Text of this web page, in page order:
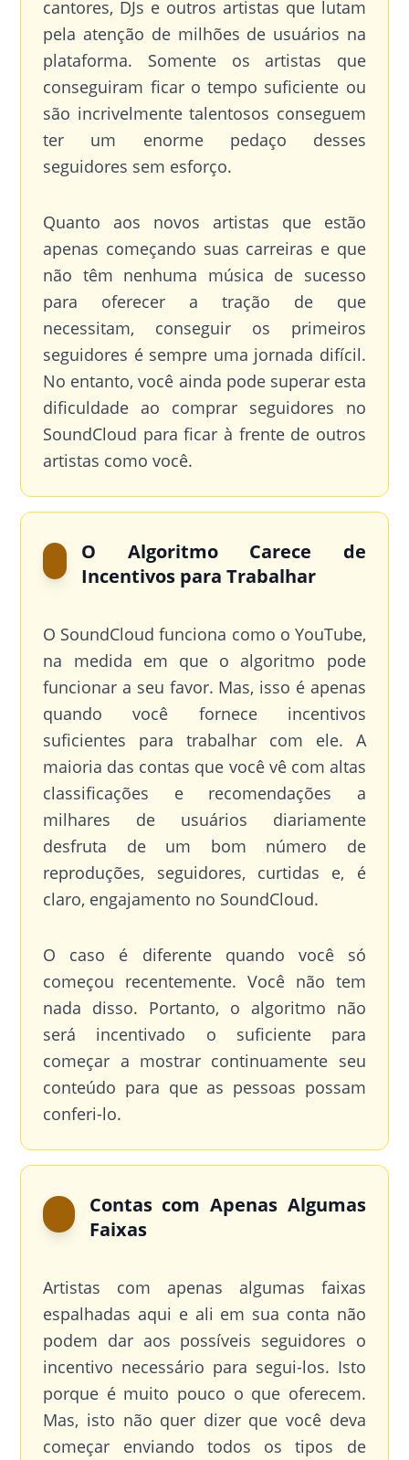
cantores, DJs e outros artistas que lutam
pela atenção de milhões de usuários na
plataforma. Somente os artistas que
conseguiram ficar o tempo suficiente ou
são incrivelmente talentosos conseguem
ter um enorme pedaço desses
seguidores sem esforço.
Quanto aos novos artistas que estão
apenas começando suas carreiras e que
não têm nenhuma música de sucesso
para oferecer a tração de que
necessitam, conseguir os primeiros
seguidores é sempre uma jornada difícil.
No entanto, você ainda pode superar esta
dificuldade ao comprar seguidores no
SoundCloud para ficar à frente de outros
artistas como você.
O Algoritmo Carece de
Incentivos para Trabalhar
O SoundCloud funciona como o YouTube,
na medida em que o algoritmo pode
funcionar a seu favor. Mas, isso é apenas
quando você fornece incentivos
suficientes para trabalhar com ele. A
maioria das contas que você vê com altas
classificações e recomendações a
milhares de usuários diariamente
desfruta de um bom número de
reproduções, seguidores, curtidas e, é
claro, engajamento no SoundCloud.
O caso é diferente quando você só
começou recentemente. Você não tem
nada disso. Portanto, o algoritmo não
será incentivado o suficiente para
começar a mostrar continuamente seu
conteúdo para que as pessoas possam
conferi-lo.
Contas com Apenas Algumas
Faixas
Artistas com apenas algumas faixas
espalhadas aqui e ali em sua conta não
podem dar aos possíveis seguidores o
incentivo necessário para segui-los. Isto
porque é muito pouco o que oferecem.
Mas, isto não quer dizer que você deva
começar enviando todos os tipos de